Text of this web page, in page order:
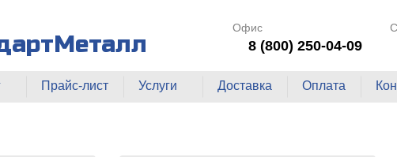
Офис
8 (800) 250-04-09
Прайс-лист Услуги Доставка Оплата